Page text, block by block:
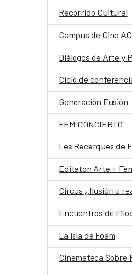
Recorrido Cultural
Campus de Cine
Diálogos de Arte y
Ciclo de
Generación Fusión
FEM CONCIERTO
Les Recerques de
Editaton Arte +
Circus ¿Ilusión o
Encuentros de
La isla de Foam
Cinemateca Sobre